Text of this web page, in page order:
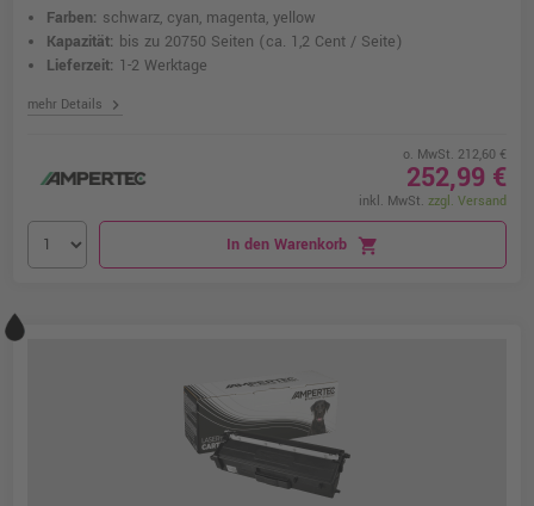
Farben: schwarz, cyan, magenta, yellow
Kapazität: bis zu 20750 Seiten (ca. 1,2 Cent / Seite)
Lieferzeit: 1-2 Werktage
mehr Details chevron_right
o. MwSt. 212,60 €
252,99 €
inkl. MwSt. zzgl. Versand
In den Warenkorb shopping_cart